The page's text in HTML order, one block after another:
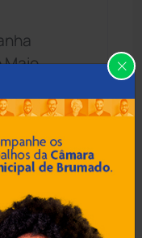
saúde